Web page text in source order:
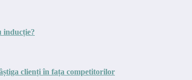
inducție?
clienți în fața competitorilor